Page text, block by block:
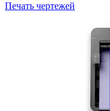
Печать чертежей